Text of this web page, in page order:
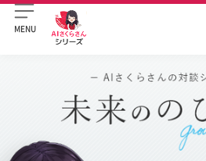
MENU